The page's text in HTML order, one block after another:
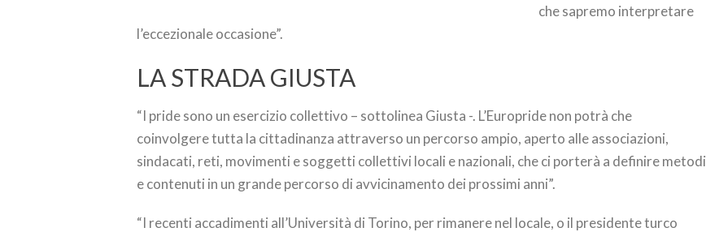
che sapremo interpretare
l’eccezionale occasione”.
LA STRADA GIUSTA
“I pride sono un esercizio collettivo – sottolinea Giusta -. L’Europride non potrà che
coinvolgere tutta la cittadinanza attraverso un percorso ampio, aperto alle associazioni,
sindacati, reti, movimenti e soggetti collettivi locali e nazionali, che ci porterà a definire metodi
e contenuti in un grande percorso di avvicinamento dei prossimi anni”.
“I recenti accadimenti all’Università di Torino, per rimanere nel locale, o il presidente turco